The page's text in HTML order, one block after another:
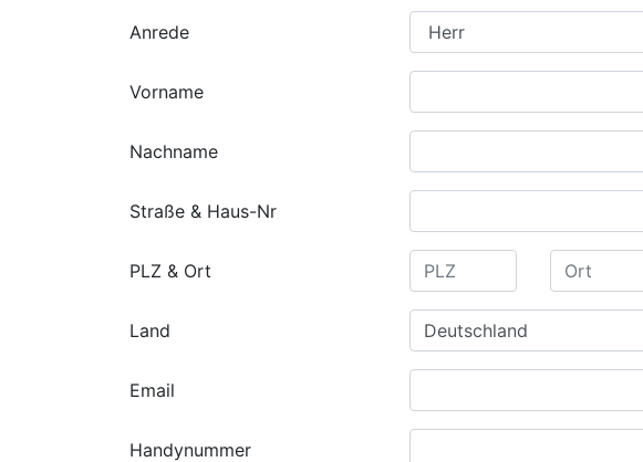
Anrede
Vorname
Nachname
Straße & Haus-Nr
PLZ & Ort
Land
Email
Handynummer